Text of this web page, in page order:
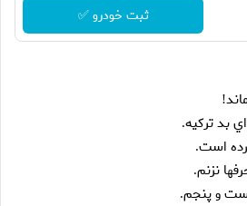
ثبت خودرو ✅
!
بد تركيه.
است.
نزنم.
.